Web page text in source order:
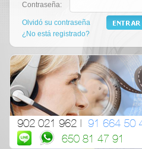
Contraseña:
Olvidó su contraseña
¿No está registrado?